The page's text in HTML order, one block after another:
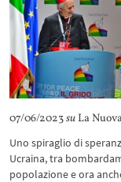
07/06/2023su La
Uno spiraglio di
Ucraina, tra
popolazione e ora